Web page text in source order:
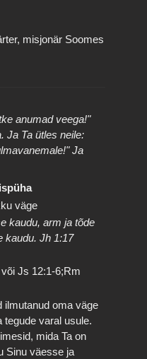
misjonär Soomes
anumad veega!"
Ja Ta ütles neile:
Ja
väge
kaudu, arm ja tõde
kaudu. Jh 1:17
Js 12:1-6;Rm
ilmutanud oma väge
tegude varal usule.
mida Ta on
Sinu väesse ja